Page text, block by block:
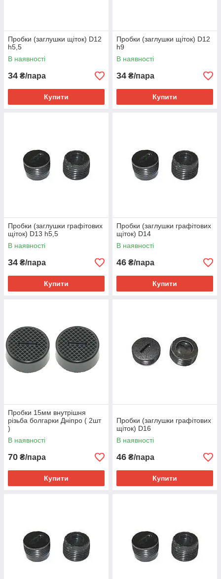
Пробки (заглушки щіток) D12
h5,5
В наявності
34 ₴/пара
Купити
Пробки (заглушки щіток) D12
h9
В наявності
34 ₴/пара
Купити
Пробки (заглушки графітових
щіток) D13 h5,5
В наявності
34 ₴/пара
Купити
Пробки (заглушки графітових
щіток) D14
В наявності
46 ₴/пара
Купити
Пробки 15мм внутрішня
різьба болгарки Дніпро ( 2шт
)
В наявності
70 ₴/пара
Купити
Пробки (заглушки графітових
щіток) D16
В наявності
46 ₴/пара
Купити